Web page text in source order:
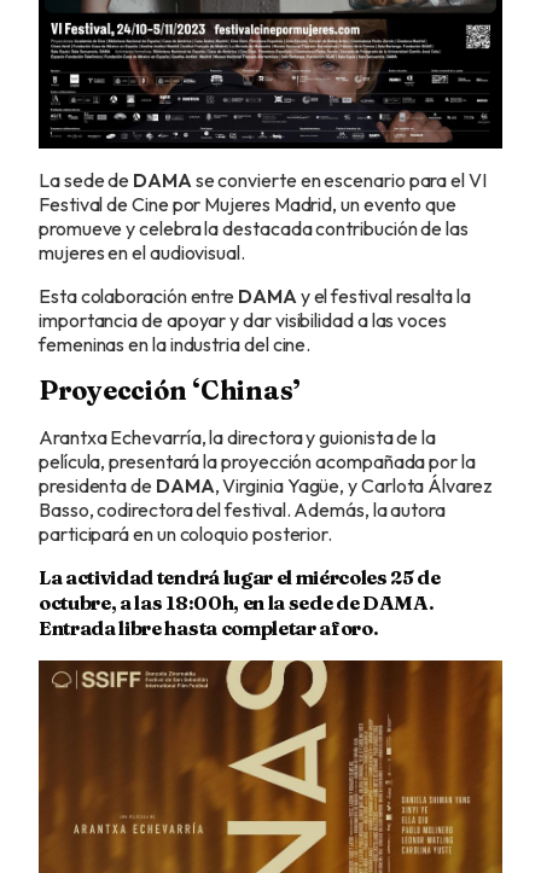
La sede de DAMAse convierte en escenario para el VI
Festival de Cine por Mujeres Madrid, un evento que
promueve y celebra la destacada contribución de las
mujeres en el audiovisual.
Esta colaboración entre DAMAy el festival resalta la
importancia de apoyar y dar visibilidad a las voces
femeninas en la industria del cine.
Proyección ‘Chinas’
Arantxa Echevarría, la directora y guionista de la
película, presentará la proyección acompañada por la
presidenta de DAMA, Virginia Yagüe, y Carlota Álvarez
Basso, codirectora del festival. Además, la autora
participará en un coloquio posterior.
La actividad tendrá lugar el miércoles 25 de
octubre, a las 18:00h, en la sede de DAMA.
Entrada libre hasta completar aforo.